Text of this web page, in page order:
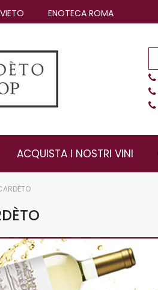
ENOTECA ROMA
ACQUISTA I NOSTRI VINI